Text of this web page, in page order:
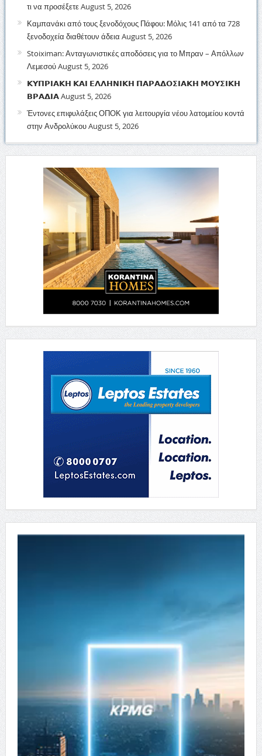
τι να προσέξετεAugust 5, 2026
Καμπανάκι από τους ξενοδόχους Πάφου: Μόλις 141 από τα 728
ξενοδοχεία διαθέτουν άδεια August 5, 2026
Stoiximan: Ανταγωνιστικές αποδόσεις για το Μπραν – Απόλλων
ΛεμεσούAugust 5, 2026
𝝟𝝪𝝥𝝦𝝞𝝖𝝟𝝜 𝝟𝝖𝝞 𝝚𝝠𝝠𝝜𝝢𝝞𝝟𝝜 𝝥𝝖𝝦𝝖𝝙𝝤𝝨𝝞𝝖𝝟𝝜 𝝡𝝤𝝪𝝨𝝞𝝟𝝜
𝝗𝝦𝝖𝝙𝝞𝝖August 5, 2026
Έντονες επιφυλάξεις ΟΠΟΚ για λειτουργία νέου λατομείου κοντά
στην ΑνδρολύκουAugust 5, 2026